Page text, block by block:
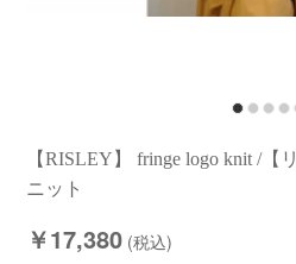
【RISLEY】 fringe logo knit /
ニット
￥17,380 (税込)